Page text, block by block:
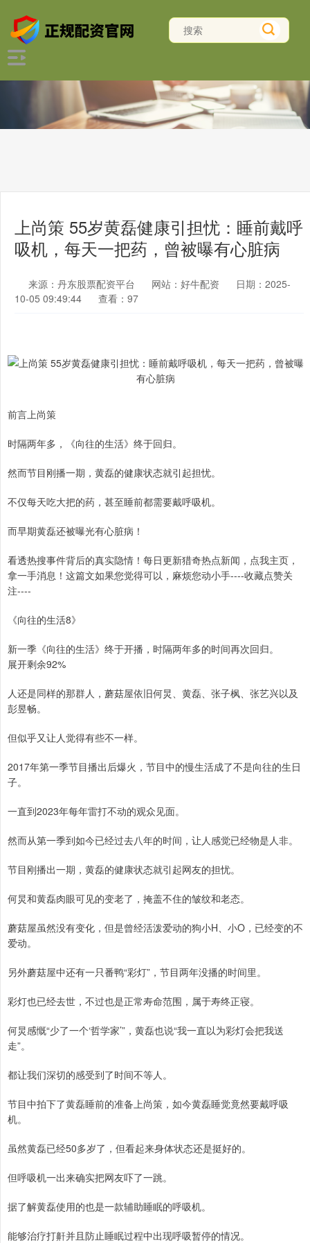
上尚策 55岁黄磊健康引担忧：睡前戴呼
吸机，每天一把药，曾被曝有心脏病
来源：丹东股票配资平台 网站：好牛配资
日期：2025-
10-05 09:49:44
查看：97
前言上尚策
时隔两年多，《向往的生活》终于回归。
然而节目刚播一期，黄磊的健康状态就引起担忧。
不仅每天吃大把的药，甚至睡前都需要戴呼吸机。
而早期黄磊还被曝光有心脏病！
看透热搜事件背后的真实隐情！每日更新猎奇热点新闻，点我主页，
拿一手消息！这篇文如果您觉得可以，麻烦您动小手----收藏点赞关
注----
《向往的生活8》
新一季《向往的生活》终于开播，时隔两年多的时间再次回归。
展开剩余92%
人还是同样的那群人，蘑菇屋依旧何炅、黄磊、张子枫、张艺兴以及
彭昱畅。
但似乎又让人觉得有些不一样。
2017年第一季节目播出后爆火，节目中的慢生活成了不是向往的生日
子。
一直到2023年每年雷打不动的观众见面。
然而从第一季到如今已经过去八年的时间，让人感觉已经物是人非。
节目刚播出一期，黄磊的健康状态就引起网友的担忧。
何炅和黄磊肉眼可见的变老了，掩盖不住的皱纹和老态。
蘑菇屋虽然没有变化，但是曾经活泼爱动的狗小H、小O，已经变的不
爱动。
另外蘑菇屋中还有一只番鸭“彩灯”，节目两年没播的时间里。
彩灯也已经去世，不过也是正常寿命范围，属于寿终正寝。
何炅感慨“少了一个‘哲学家’”，黄磊也说“我一直以为彩灯会把我送
走”。
都让我们深切的感受到了时间不等人。
节目中拍下了黄磊睡前的准备上尚策，如今黄磊睡觉竟然要戴呼吸
机。
虽然黄磊已经50多岁了，但看起来身体状态还是挺好的。
但呼吸机一出来确实把网友吓了一跳。
据了解黄磊使用的也是一款辅助睡眠的呼吸机。
能够治疗打鼾并且防止睡眠过程中出现呼吸暂停的情况。